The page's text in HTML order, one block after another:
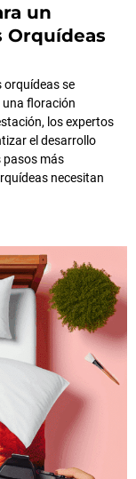
un
Orquídeas
orquídeas se
floración
los expertos
el desarrollo
pasos más
necesitan